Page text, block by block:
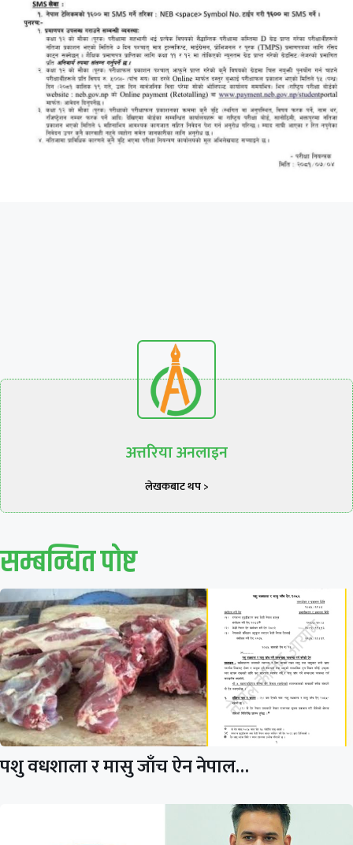
अत्तरिया अनलाइन
लेखकबाट थप >
सम्बन्धित पाेष्ट
पशु वधशाला र मासु जाँच ऐन नेपाल…